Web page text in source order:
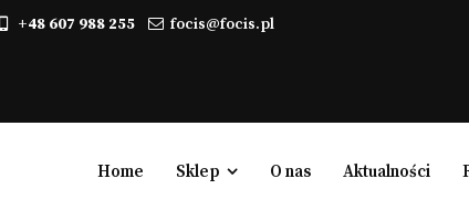
+48 607 988 255 focis@focis.pl
Home Sklep O nas Aktualności